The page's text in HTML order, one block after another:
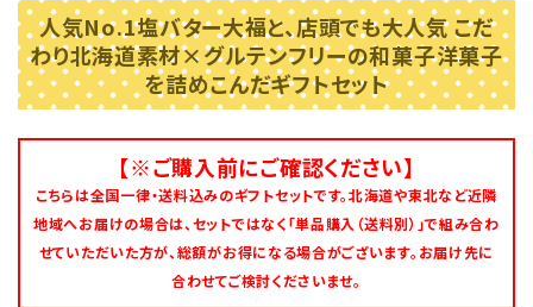
人気No.1塩バター大福と、店頭でも大人気 こだ
わり北海道素材×グルテンフリーの和菓子洋菓子
を詰めこんだギフトセット
【※ご購入前にご確認ください】
こちらは全国一律・送料込みのギフトセットです。北海道や東北など近隣
地域へお届けの場合は、セットではなく「単品購入（送料別）」で組み合わ
せていただいた方が、総額がお得になる場合がございます。お届け先に
合わせてご検討くださいませ。